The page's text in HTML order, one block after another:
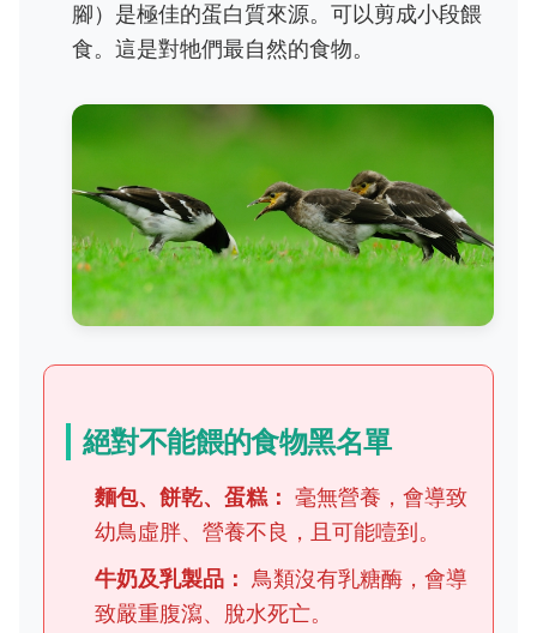
腳）是極佳的蛋白質來源。可以剪成小段餵
食。這是對牠們最自然的食物。
絕對不能餵的食物黑名單
麵包、餅乾、蛋糕： 毫無營養，會導致
幼鳥虛胖、營養不良，且可能噎到。
牛奶及乳製品：
鳥類沒有乳糖酶，會導
致嚴重腹瀉、脫水死亡。